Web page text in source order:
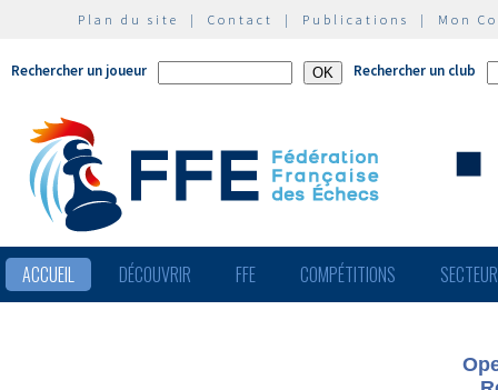
Plan du site | Contact | Publications | Mon
Rechercher un joueur Rechercher un club
ACCUEIL DÉCOUVRIR FFE COMPÉTITIONS